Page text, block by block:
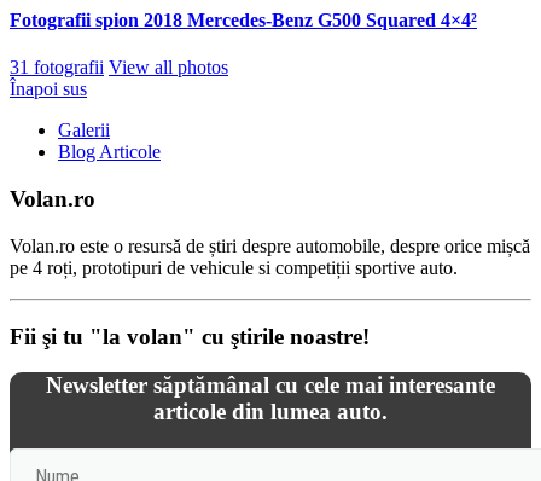
Fotografii spion 2018 Mercedes-Benz G500 Squared 4×4²
31 fotografii View all photos
Înapoi sus
Galerii
Blog Articole
Volan.ro
Volan.ro este o resursă de știri despre automobile, despre orice mișcă
pe 4 roți, prototipuri de vehicule si competiții sportive auto.
Fii şi tu "la volan" cu ştirile noastre!
Newsletter săptămânal cu cele mai interesante
articole din lumea auto.